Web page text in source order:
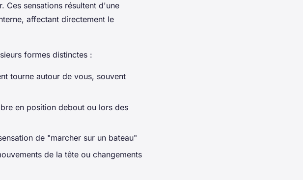
Ces sensations résultent d'une
affectant directement le
formes distinctes :
tourne autour de vous, souvent
en position debout ou lors des
de "marcher sur un bateau"
de la tête ou changements